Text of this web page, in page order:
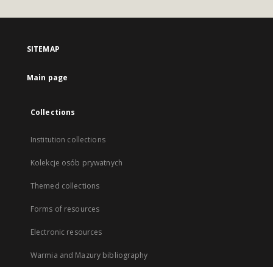
SITEMAP
Main page
Collections
Institution collections
Kolekcje osób prywatnych
Themed collections
Forms of resources
Electronic resources
Warmia and Mazury bibliography